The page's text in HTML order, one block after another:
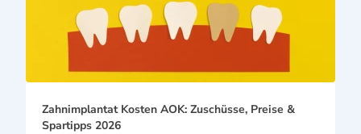
Zahnimplantat Kosten AOK: Zuschüsse, Preise &
Spartipps 2026